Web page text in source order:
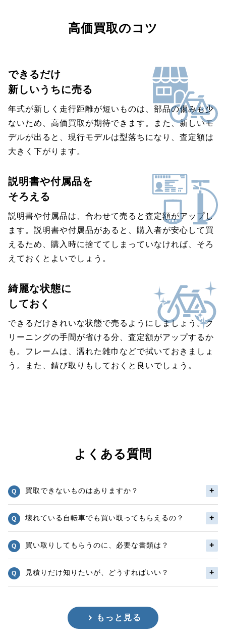
高価買取のコツ
できるだけ
新しいうちに売る
年式が新しく走行距離が短いものは、部品の傷みも少
ないため、高価買取が期待できます。また、新しいモ
デルが出ると、現行モデルは型落ちになり、査定額は
大きく下がります。
説明書や付属品を
そろえる
説明書や付属品は、合わせて売ると査定額がアップし
ます。説明書や付属品があると、購入者が安心して買
えるため、購入時に捨ててしまっていなければ、そろ
えておくとよいでしょう。
綺麗な状態に
しておく
できるだけきれいな状態で売るようにしましょう。ク
リーニングの手間が省ける分、査定額がアップするか
も。フレームは、濡れた雑巾などで拭いておきましょ
う。また、錆び取りもしておくと良いでしょう。
よくある質問
買取できないものはありますか？
壊れている自転車でも買い取ってもらえるの？
買い取りしてもらうのに、必要な書類は？
見積りだけ知りたいが、どうすればいい？
もっと見る